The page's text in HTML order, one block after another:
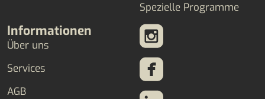
Spezielle Programme
Informationen
Über uns
Services
AGB